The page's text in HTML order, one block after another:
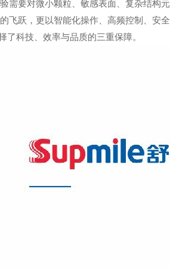
需要对微小颗粒、敏感表面、复杂结构
飞跃，更以智能化操作、高频控制、安
了科技、效率与品质的三重保障。